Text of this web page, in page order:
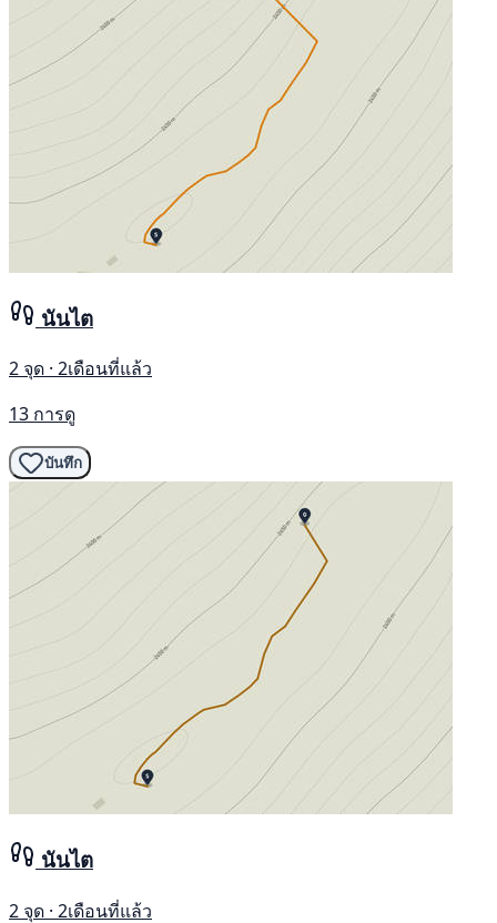
นันไต
2 จุด · 2เดือนที่แล้ว
13 การดู
บันทึก
นันไต
2 จุด · 2เดือนที่แล้ว